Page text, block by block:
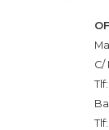
C/
Tlf:
Tlf: